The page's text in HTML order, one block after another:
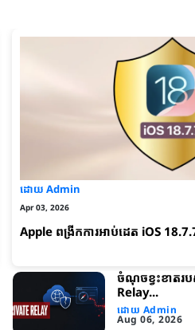
ដោយ Admin
Apr 03, 2026
Apple ពង្រីកការអាប់ដេត iOS
ចំណុចខ្វះខាត​រ
Relay...
ដោយ Admin
Aug 06, 2026